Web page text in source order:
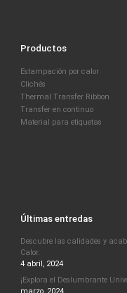
Productos
Estampación por calor
Clichés
Thermal Transfer Ribbon
Transfer en continuo
Material para etiquetas
Últimas entredas
Descubre las calidades y
Calor.
4 abril, 2024
¡Explora el Deslumbrante